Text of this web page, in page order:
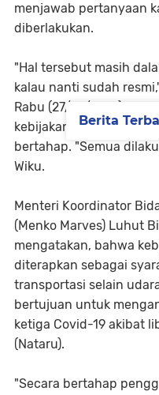
menjawab pertanyaan
diberlakukan.
"Hal tersebut masih
kalau nanti sudah
Rabu (27/10/2021). Dia
kebijakan itu nantinya
bertahap. "Semua
Wiku.
Menteri Koordinator
(Menko Marves) Luhut
mengatakan, bahwa
diterapkan sebagai
transportasi selain
bertujuan untuk
ketiga Covid-19 akibat
(Nataru).
"Secara bertahap
Berita